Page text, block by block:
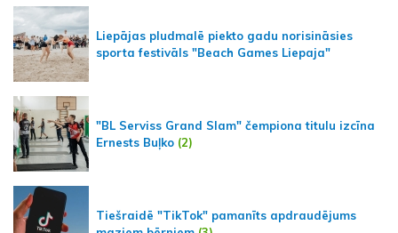
Liepājas pludmalē piekto gadu norisināsies
sporta festivāls "Beach Games Liepaja"
"BL Serviss Grand Slam" čempiona titulu izcīna
Ernests Buļko (2)
Tiešraidē "TikTok" pamanīts apdraudējums